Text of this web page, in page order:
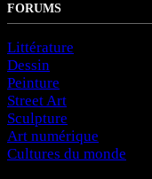
FORUMS
Littérature
Dessin
Peinture
Street Art
Sculpture
Art numérique
Cultures du monde